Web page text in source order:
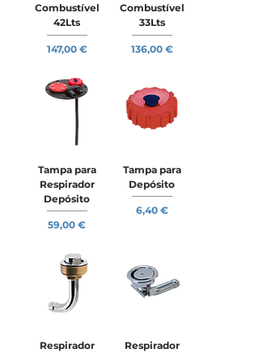
Combustível
42Lts
Preço
147,00 €
Combustível
33Lts
Preço
136,00 €
Tampa para
Respirador
Depósito
Preço
59,00 €
Tampa para
Depósito
Preço
6,40 €
Respirador
Respirador